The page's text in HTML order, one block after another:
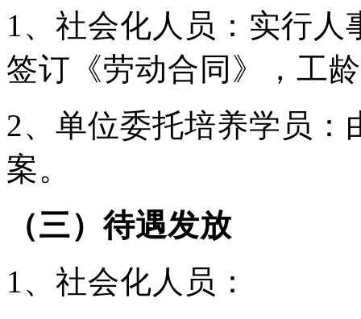
1、社会化人员：实行
签订《劳动合同》，工
2、单位委托培养学员
案。
（三）待遇发放
1、社会化人员：